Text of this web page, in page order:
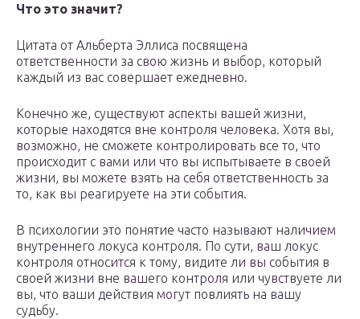
Что это значит?
Цитата от Альберта Эллиса посвящена
ответственности за свою жизнь и выбор, который
каждый из вас совершает ежедневно.
Конечно же, существуют аспекты вашей жизни,
которые находятся вне контроля человека. Хотя вы,
возможно, не сможете контролировать все то, что
происходит с вами или что вы испытываете в своей
жизни, вы можете взять на себя ответственность за
то, как вы реагируете на эти события.
В психологии это понятие часто называют наличием
внутреннего локуса контроля. По сути, ваш локус
контроля относится к тому, видите ли вы события в
своей жизни вне вашего контроля или чувствуете ли
вы, что ваши действия могут повлиять на вашу
судьбу.